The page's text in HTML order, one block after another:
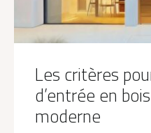
Les critères
d’entrée en
moderne